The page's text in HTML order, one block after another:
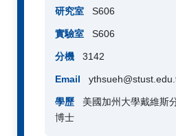
研究室 S606
實驗室 S606
分機 3142
Email
學歷
美國加州大學戴維斯
博士